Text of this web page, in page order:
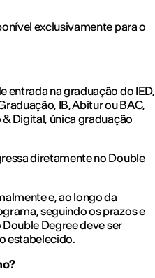
exclusivamente para o
entrada na graduação do IED,
IB, Abitur ou BAC,
Digital, única graduação
diretamente no Double
e, ao longo da
seguindo os prazos e
Degree deve ser
estabelecido.